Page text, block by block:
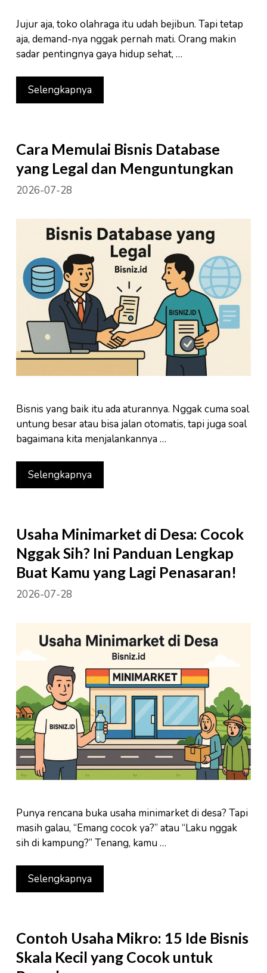
Jujur aja, toko olahraga itu udah bejibun. Tapi tetap
aja, demand-nya nggak pernah mati. Orang makin
sadar pentingnya gaya hidup sehat, …
Selengkapnya
Cara Memulai Bisnis Database
yang Legal dan Menguntungkan
2026-07-28
Bisnis yang baik itu ada aturannya. Nggak cuma soal
untung besar atau bisa jalan otomatis, tapi juga soal
bagaimana kita menjalankannya …
Selengkapnya
Usaha Minimarket di Desa: Cocok
Nggak Sih? Ini Panduan Lengkap
Buat Kamu yang Lagi Penasaran!
2026-07-28
Punya rencana buka usaha minimarket di desa? Tapi
masih galau, “Emang cocok ya?” atau “Laku nggak
sih di kampung?” Tenang, kamu …
Selengkapnya
Contoh Usaha Mikro: 15 Ide Bisnis
Skala Kecil yang Cocok untuk